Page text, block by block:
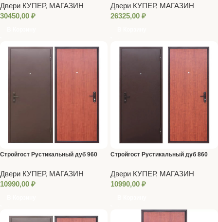
Двери КУПЕР, МАГАЗИН
30450,00 ₽
Двери КУПЕР, МАГАЗИН
26325,00 ₽
Стройгост Рустикальный дуб 960
Двери КУПЕР, МАГАЗИН
10990,00 ₽
Стройгост Рустикальный дуб 860
Двери КУПЕР, МАГАЗИН
10990,00 ₽